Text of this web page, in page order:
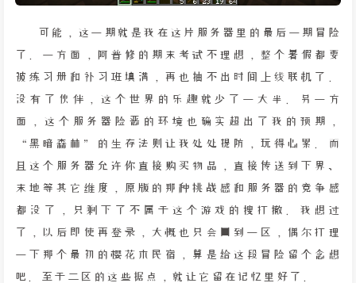
可能，这一期就是我在这片服务器里的最后一期冒险
了。一方面，阿普修的期末考试不理想，整个暑假都要
被练习册和补习班填满，再也抽不出时间上线联机了。
没有了伙伴，这个世界的乐趣就少了一大半。另一方
面，这个服务器险恶的环境也确实超出了我的预期，
“黑暗森林”的生存法则让我处处提防，玩得心累。而
且这个服务器允许你直接购买物品，直接传送到下界、
末地等其它维度，原版的那种挑战感和服务器的竞争感
都没了，只剩下了不属于这个游戏的搜打撤。我想过
了，以后即使再登录，大概也只会回到一区，偶尔打理
一下那个最初的樱花木民宿，算是给这段冒险留个念想
吧。至于二区的这些据点，就让它留在记忆里好了。